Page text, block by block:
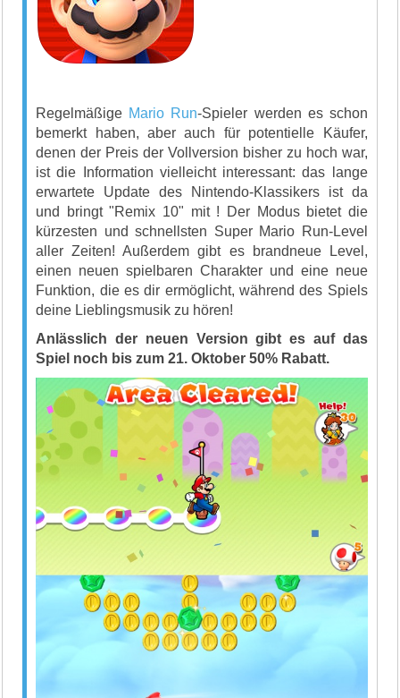
Regelmäßige Mario Run-Spieler werden es schon
bemerkt haben, aber auch für potentielle Käufer,
denen der Preis der Vollversion bisher zu hoch war,
ist die Information vielleicht interessant: das lange
erwartete Update des Nintendo-Klassikers ist da
und bringt "Remix 10" mit ! Der Modus bietet die
kürzesten und schnellsten Super Mario Run-Level
aller Zeiten! Außerdem gibt es brandneue Level,
einen neuen spielbaren Charakter und eine neue
Funktion, die es dir ermöglicht, während des Spiels
deine Lieblingsmusik zu hören!
Anlässlich der neuen Version gibt es auf das
Spiel noch bis zum 21. Oktober 50% Rabatt.